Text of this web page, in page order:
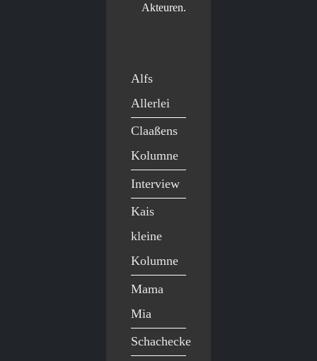
Akteuren.
Alfs
Allerlei
Claaßens
Kolumne
Interview
Kais
kleine
Kolumne
Mama
Mia
Schachecke